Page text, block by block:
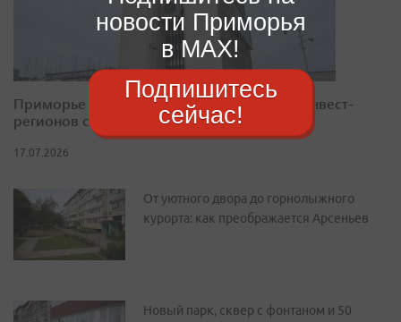
Приморье закрепилось в десятке лучших инвест-
регионов страны
17.07.2026
От уютного двора до горнолыжного
курорта: как преображается Арсеньев
Новый парк, сквер с фонтаном и 50
новости Приморья
в MAX!
Подпишитесь
сейчас!